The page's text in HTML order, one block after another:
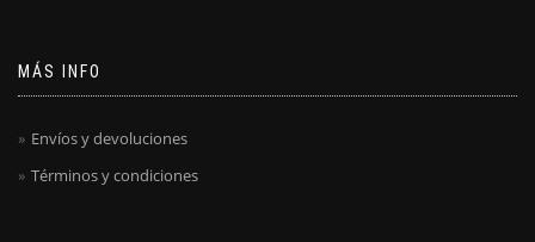
MÁS INFO
Envíos y devoluciones
Términos y condiciones